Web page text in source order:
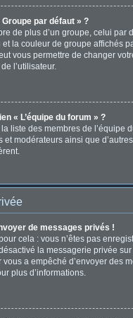
Groupe par défaut » ?
de plus d’un groupe, celui par
la couleur de groupe affichés
vous permettre de changer
l’utilisateur.
« L’équipe du forum » ?
liste des membres de l’équipe
et modérateurs ainsi que
de messages privés !
cela : vous n’êtes pas
la messagerie privée
vous a empêché d’envoyer des
plus d’informations.